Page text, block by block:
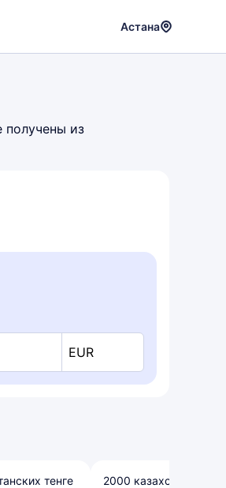
Астана
получены из
EUR
тенге
2000 казахстанских